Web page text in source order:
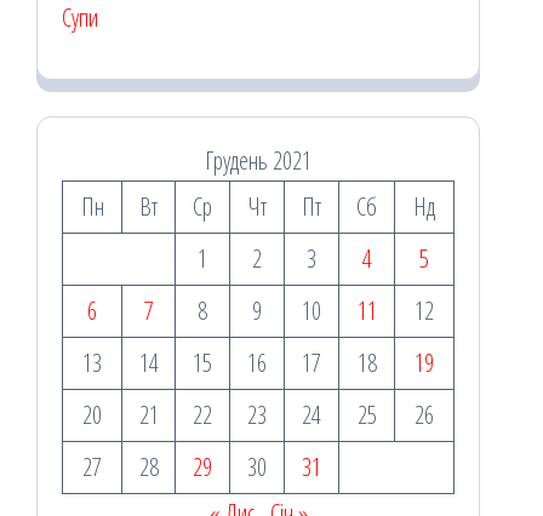
Супи
Грудень 2021
Пн
Вт Ср Чт Пт Сб
Нд
1
2 3 4
5
6
7 8 9 10 11
12
13
14 15 16 17 18
19
20
21 22 23 24 25
26
27
28 29 30
31